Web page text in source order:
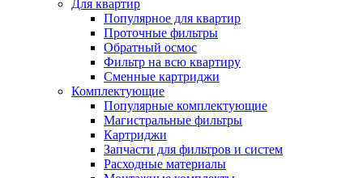
Для квартир
Популярное для квартир
Проточные фильтры
Обратный осмос
Фильтр на всю квартиру
Сменные картриджи
Комплектующие
Популярные комплектующие
Магистральные фильтры
Картриджи
Запчасти для фильтров и систем
Расходные материалы